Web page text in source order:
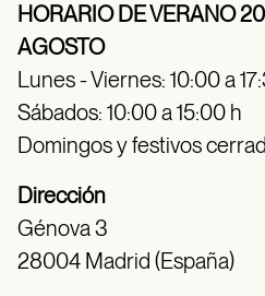
HORARIO DE VERANO
AGOSTO
Lunes - Viernes: 10:00 a
Sábados: 10:00 a 15:00 h
Domingos y festivos
Dirección
Génova 3
28004 Madrid (España)